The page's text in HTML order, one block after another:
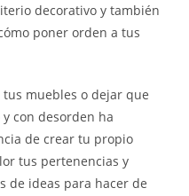
decorativo y también
poner orden a tus
tus muebles o dejar que
con desorden ha
de crear tu propio
tus pertenencias y
de ideas para hacer de